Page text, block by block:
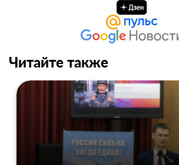
Читайте также